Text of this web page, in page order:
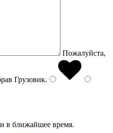
Пожалуйста,
Грузовик.
в ближайшее время.